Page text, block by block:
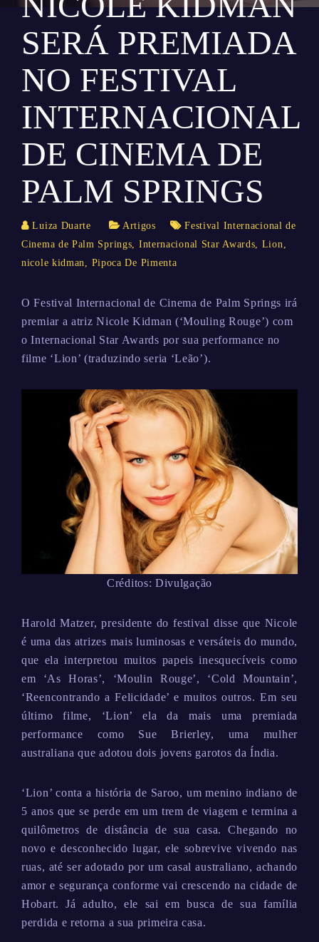
SERÁ PREMIADA
NO FESTIVAL
INTERNACIONAL
DE CINEMA DE
PALM SPRINGS
Luiza Duarte Artigos
Festival Internacional de
Cinema de Palm Springs, Internacional Star Awards, Lion,
nicole kidman, Pipoca De Pimenta
O Festival Internacional de Cinema de Palm Springs irá
premiar a atriz Nicole Kidman (‘Mouling Rouge’) com
o Internacional Star Awards por sua performance no
filme ‘Lion’ (traduzindo seria ‘Leão’).
Créditos: Divulgação
Harold Matzer, presidente do festival disse que Nicole
é uma das atrizes mais luminosas e versáteis do mundo,
que ela interpretou muitos papeis inesquecíveis como
em ‘As Horas’, ‘Moulin Rouge’, ‘Cold Mountain’,
‘Reencontrando a Felicidade’ e muitos outros. Em seu
último filme, ‘Lion’ ela da mais uma premiada
performance como Sue Brierley, uma mulher
australiana que adotou dois jovens garotos da Índia.
‘Lion’ conta a história de Saroo, um menino indiano de
5 anos que se perde em um trem de viagem e termina a
quilômetros de distância de sua casa. Chegando no
novo e desconhecido lugar, ele sobrevive vivendo nas
ruas, até ser adotado por um casal australiano, achando
amor e segurança conforme vai crescendo na cidade de
Hobart. Já adulto, ele sai em busca de sua família
perdida e retorna a sua primeira casa.